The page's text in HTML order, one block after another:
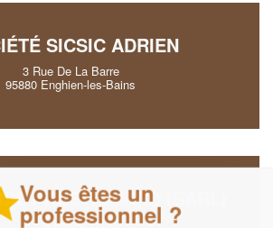
SICSIC ADRIEN
3 Rue De La Barre
95880 Enghien-les-Bains
PRESTIGUARD (SARL)
1 Boulevard Cotte
Vous êtes un
professionnel ?